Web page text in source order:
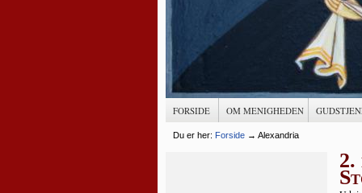
FORSIDE OM MENIGHEDEN
Du er her: Forside→ Alexandria
2.